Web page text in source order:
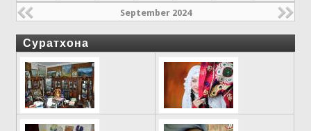
September 2024
Суратхона